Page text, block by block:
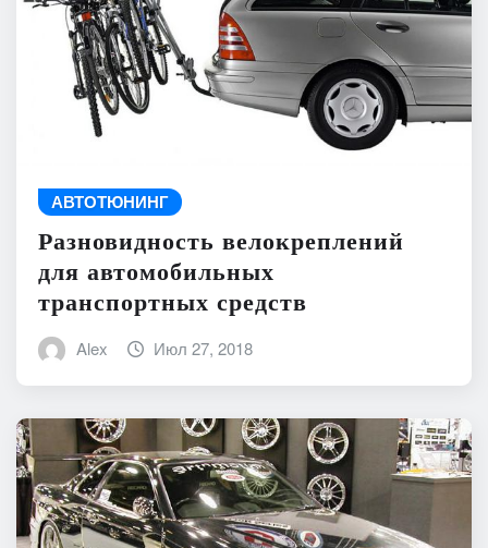
АВТОТЮНИНГ
Разновидность велокреплений
для автомобильных
транспортных средств
Alex Июл 27, 2018